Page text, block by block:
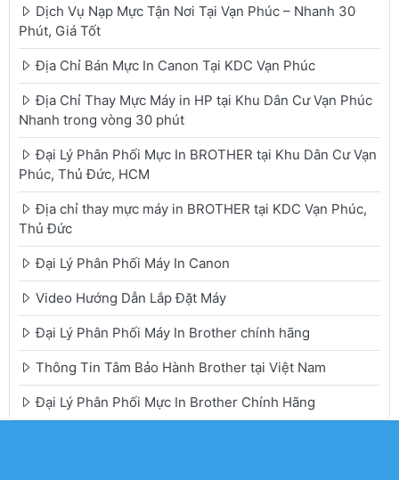
Dịch Vụ Nạp Mực Tận Nơi Tại Vạn Phúc – Nhanh 30
Phút, Giá Tốt
Địa Chỉ Bán Mực In Canon Tại KDC Vạn Phúc
Địa Chỉ Thay Mực Máy in HP tại Khu Dân Cư Vạn Phúc
Nhanh trong vòng 30 phút
Đại Lý Phân Phối Mực In BROTHER tại Khu Dân Cư Vạn
Phúc, Thủ Đức, HCM
Địa chỉ thay mực máy in BROTHER tại KDC Vạn Phúc,
Thủ Đức
Đại Lý Phân Phối Máy In Canon
Video Hướng Dẫn Lắp Đặt Máy
Đại Lý Phân Phối Máy In Brother chính hãng
Thông Tin Tâm Bảo Hành Brother tại Việt Nam
Đại Lý Phân Phối Mực In Brother Chính Hãng